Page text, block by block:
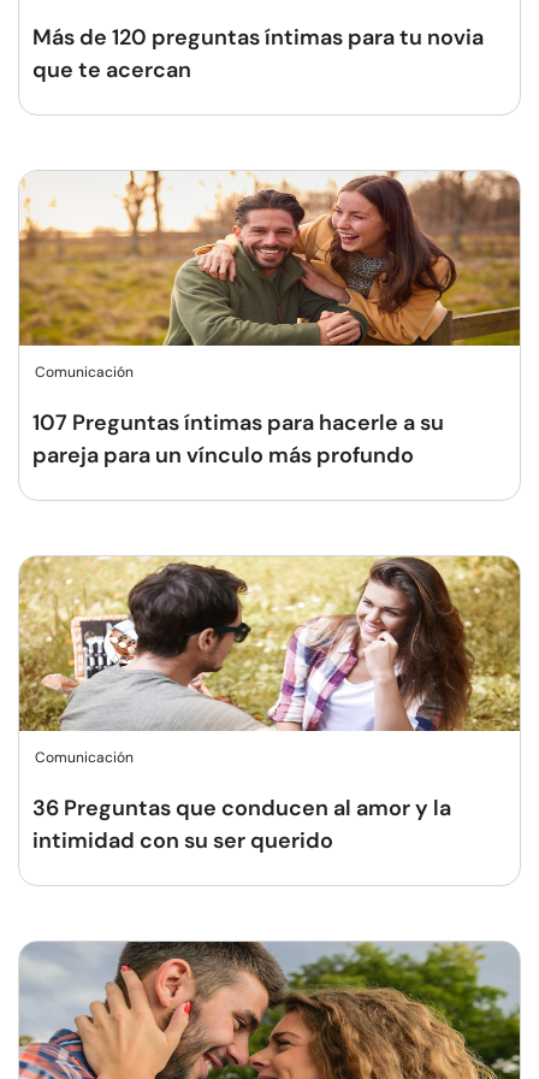
Más de 120 preguntas íntimas para tu novia
que te acercan
Comunicación
107 Preguntas íntimas para hacerle a su
pareja para un vínculo más profundo
Comunicación
36 Preguntas que conducen al amor y la
intimidad con su ser querido